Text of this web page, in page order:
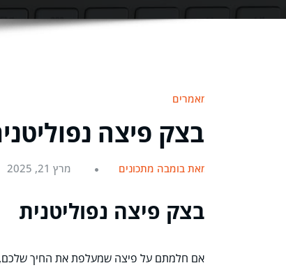
מאמרים
בצק פיצה
מאת בומבה מתכונים מרץ 21, 2025
בצק פיצה נפוליטנית
אם חלמתם על פיצה שמעלפת את החיך שלכם,